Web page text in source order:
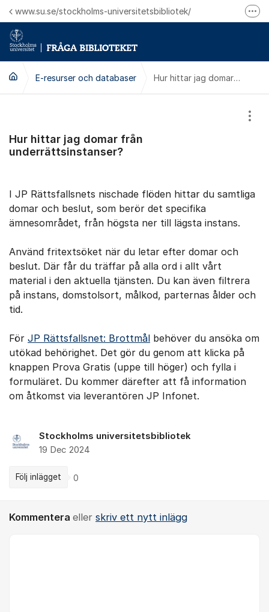
Hoppa till innehåll
www.su.se/stockholms-universitetsbibliotek/
E-resurser och databaser Hur hittar jag domar från underrättsinstanser?
Hur hittar jag domar från
underrättsinstanser?
I JP Rättsfallsnets nischade flöden hittar du samtliga
domar och beslut, som berör det specifika
ämnesområdet, från högsta ner till lägsta instans.
Använd fritextsöket när du letar efter domar och
beslut. Där får du träffar på alla ord i allt vårt
material i den aktuella tjänsten. Du kan även filtrera
på instans, domstolsort, målkod, parternas ålder och
tid.
För JP Rättsfallsnet: Brottmål behöver du ansöka om
utökad behörighet. Det gör du genom att klicka på
knappen Prova Gratis (uppe till höger) och fylla i
formuläret. Du kommer därefter att få information
om åtkomst via leverantören JP Infonet.
Stockholms universitetsbibliotek
19 Dec 2024
Följ inlägget 0
Kommentera eller skriv ett nytt inlägg